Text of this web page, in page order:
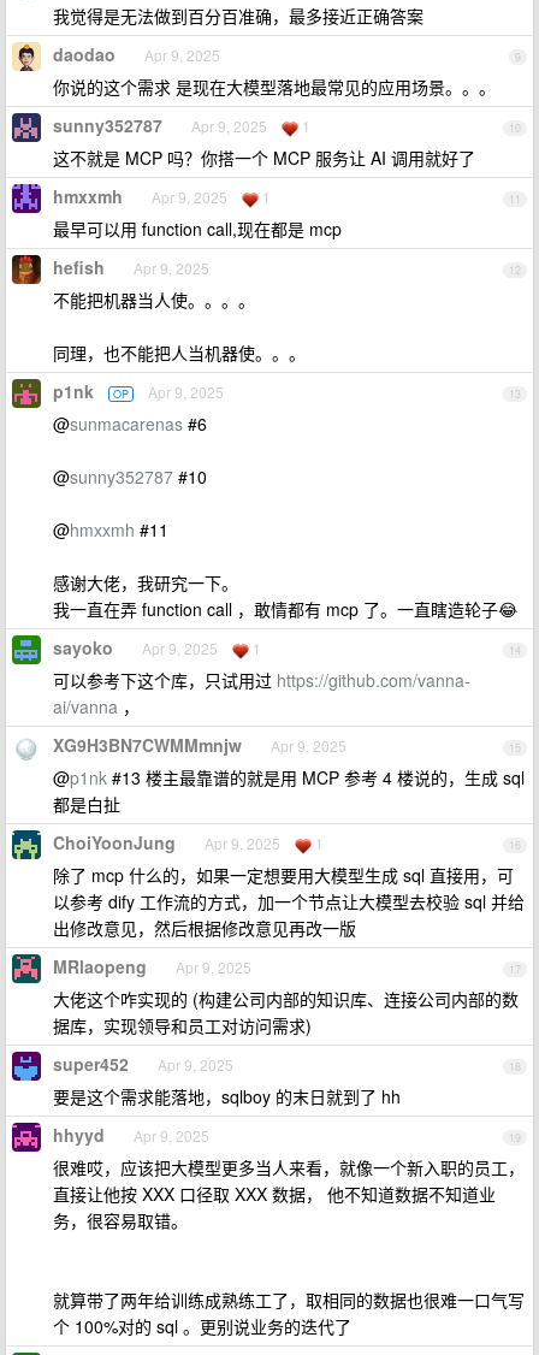
我觉得是无法做到百分百准确，最多接近正确答案
9
daodao Apr 9, 2025
你说的这个需求 是现在大模型落地最常见的应用场景。。。
10
sunny352787 Apr 9, 2025 1
这不就是 MCP 吗？你搭一个 MCP 服务让 AI 调用就好了
11
hmxxmh Apr 9, 2025 1
最早可以用 function call,现在都是 mcp
12
hefish Apr 9, 2025
不能把机器当人使。。。。
同理，也不能把人当机器使。。。
13
p1nk OP Apr 9, 2025
@sunmacarenas #6
@sunny352787 #10
@hmxxmh #11
感谢大佬，我研究一下。
我一直在弄 function call ，敢情都有 mcp 了。一直瞎造轮子😂
14
sayoko Apr 9, 2025 1
可以参考下这个库，只试用过 https://github.com/vanna-
ai/vanna ，
15
XG9H3BN7CWMMmnjw Apr 9, 2025
@p1nk #13 楼主最靠谱的就是用 MCP 参考 4 楼说的，生成 sql
都是白扯
16
ChoiYoonJung Apr 9, 2025 1
除了 mcp 什么的，如果一定想要用大模型生成 sql 直接用，可
以参考 dify 工作流的方式，加一个节点让大模型去校验 sql 并给
出修改意见，然后根据修改意见再改一版
17
MRlaopeng Apr 9, 2025
大佬这个咋实现的 (构建公司内部的知识库、连接公司内部的数
据库，实现领导和员工对访问需求)
18
super452 Apr 9, 2025
要是这个需求能落地，sqlboy 的末日就到了 hh
19
hhyyd Apr 9, 2025
很难哎，应该把大模型更多当人来看，就像一个新入职的员工，
直接让他按 XXX 口径取 XXX 数据， 他不知道数据不知道业
务，很容易取错。
就算带了两年给训练成熟练工了，取相同的数据也很难一口气写
个 100%对的 sql 。更别说业务的迭代了